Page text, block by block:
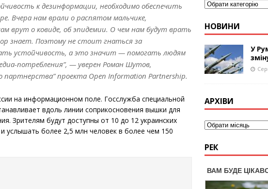
к дезинформации, необходимо обеспечить
Вчера нам врали о распятом мальчике,
врут о ковиде, об эпидемии. О чем нам будут врать
знает. Поэтому не стоит гнаться за
устойчивость, а это значит — помогать людям
потребления”, — уверен Роман Шутов,
партнерства” проекта Open Information Partnership.
на информационном поле. Госслужба специальной
вдоль линии соприкосновения вышки для
Зрителям будут доступны от 10 до 12 украинских
услышать более 2,5 млн человек в более чем 150
НОВИНИ
У
АРХІВИ
РЕК